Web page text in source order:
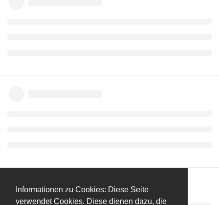
Informationen zu Cookies: Diese Seite
verwendet Cookies. Diese dienen dazu, die